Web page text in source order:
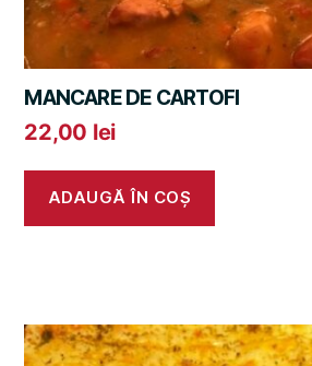
MANCARE DE CARTOFI
22,00 lei
ADAUGĂ ÎN COȘ